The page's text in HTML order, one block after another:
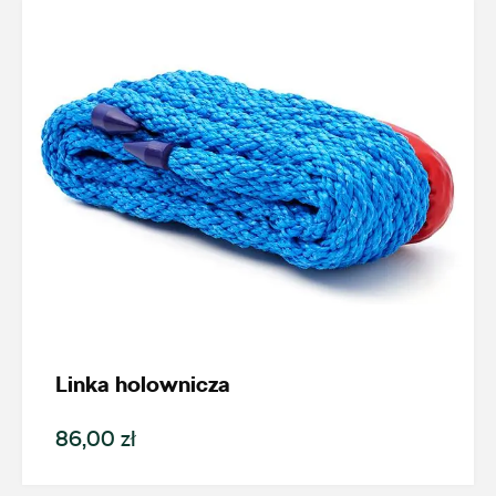
Linka holownicza
86,00 zł
Auto Group Luzar
ul. Krakowska 33, Wieliczka
+48 122 527 400
czesci.skoda@autoluzar.pl
ul. Kościuszki 94, Katowice
+48 326 066 822